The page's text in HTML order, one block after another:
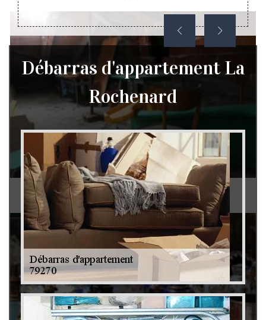
Débarras de grenier et cave 79
Débarras d'appartement La
Rochenard